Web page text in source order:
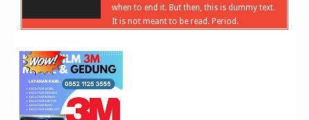
when to end it. But then, this is dummy text.
It is not meant to be read. Period.